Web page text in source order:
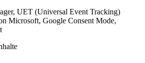
UET (Universal Event Tracking)
Microsoft, Google Consent Mode,